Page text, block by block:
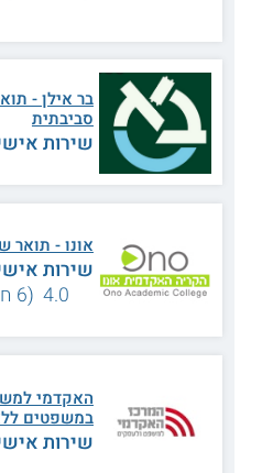
באזור השרון
נושאי הלימוד
ניתוח דוחות כספיים
ניהול נדל"ן ודיני בנייה
גישורופתרון סכסוכים
משפט מסחרי השוואתי
בר אילן -
סביבתית
שירות
אונו - תואר
שירות
4.0 (6 חוו"ד)
האקדמי
במשפטים
שירות